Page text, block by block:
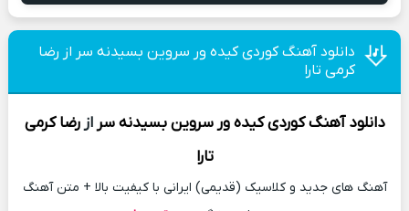
دانلود آهنگ کوردی کیده ور سروین بسیدنه سر از رضا
کرمی تارا
دانلود آهنگ کوردی کیده ور سروین بسیدنه سر ازرضا کرمی
تارا
آهنگ های جدید و کلاسیک (قدیمی) ایرانی با کیفیت بالا + متن آهنگ